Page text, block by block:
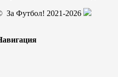
За Футбол! 2021-2026